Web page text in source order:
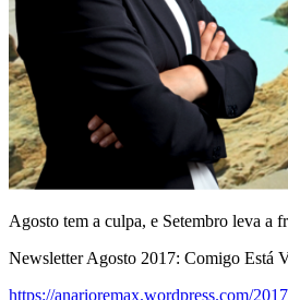
Agosto tem a culpa, e Setembro leva a
Newsletter Agosto 2017: Comigo Está
https://anarioremax.wordpress.com/